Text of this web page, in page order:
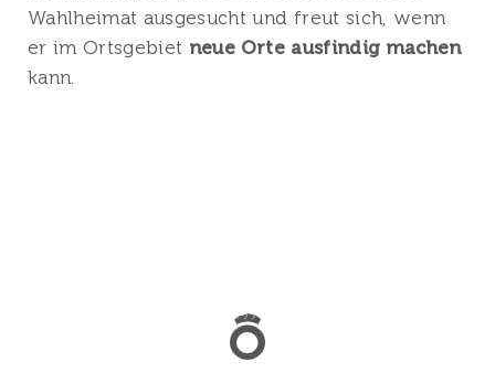
Wahlheimat ausgesucht und freut sich, wenn
er im Ortsgebiet neue Orte ausfindig machen
kann.